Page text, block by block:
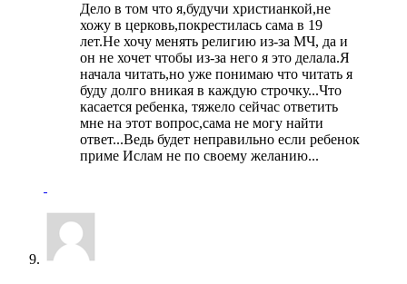
Дело в том что я,будучи христианкой,не
хожу в церковь,покрестилась сама в 19
лет.Не хочу менять религию из-за МЧ, да и
он не хочет чтобы из-за него я это делала.Я
начала читать,но уже понимаю что читать я
буду долго вникая в каждую строчку...Что
касается ребенка, тяжело сейчас ответить
мне на этот вопрос,сама не могу найти
ответ...Ведь будет неправильно если ребенок
приме Ислам не по своему желанию...